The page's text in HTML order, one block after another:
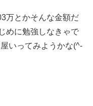
万とかそんな金額だ
めに勉強しなきゃで
いってみようかな(^-